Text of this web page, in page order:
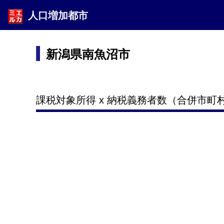
人口増加都市
新潟県南魚沼市
課税対象所得 x 納税義務者数（合併市町